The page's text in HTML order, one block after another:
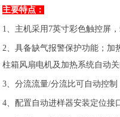
主要特点：
1、主机采用7英寸彩色触控屏
2、具备缺气报警保护功能；加
柱箱风扇电机及加热系统自动关
3、分流流量/分流比可自动控制
4、配置自动进样器安装定位接